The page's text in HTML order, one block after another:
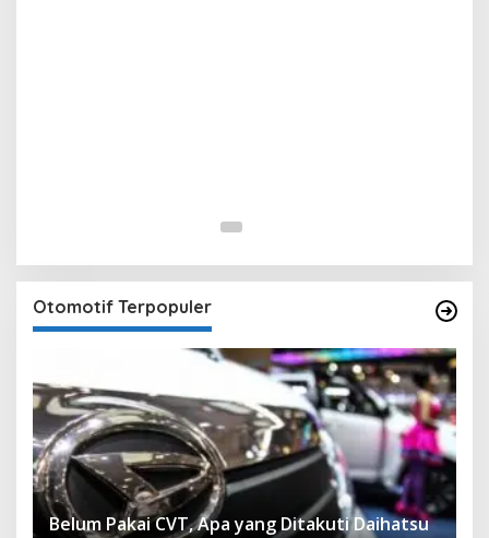
Otomotif Terpopuler
Belum Pakai CVT, Apa yang Ditakuti Daihatsu